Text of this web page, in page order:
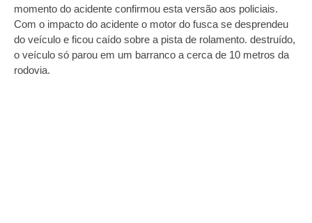
momento do acidente confirmou esta versão aos policiais.
Com o impacto do acidente o motor do fusca se desprendeu
do veículo e ficou caído sobre a pista de rolamento. destruído,
o veículo só parou em um barranco a cerca de 10 metros da
rodovia.